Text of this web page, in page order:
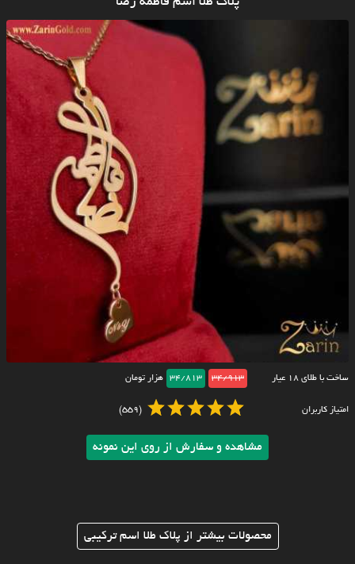
ساخت با طلای ۱۸ عیار 34/913
34/813 هزار تومان
امتیاز کاربران (559)
مشاهده و سفارش از روی این نمونه
محصولات بیشتر از پلاک طلا اسم ترکیبی